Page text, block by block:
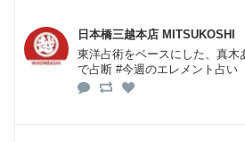
日本橋三越本店 MITSUKOSHI
東洋占術をベースにした、真木
で占断 #今週のエレメント占い